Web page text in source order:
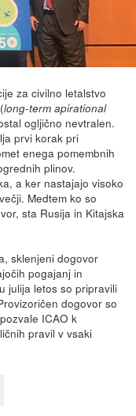
za civilno letalstvo
long-term apirational
ogljično nevtralen.
prvi korak pri
enega pomembnih
plinov.
a ker nastajajo visoko
Medtem ko so
sta Rusija in Kitajska
sklenjeni dogovor
pogajanj in
julija letos so pripravili
dogovor so
ICAO k
pravil v vsaki